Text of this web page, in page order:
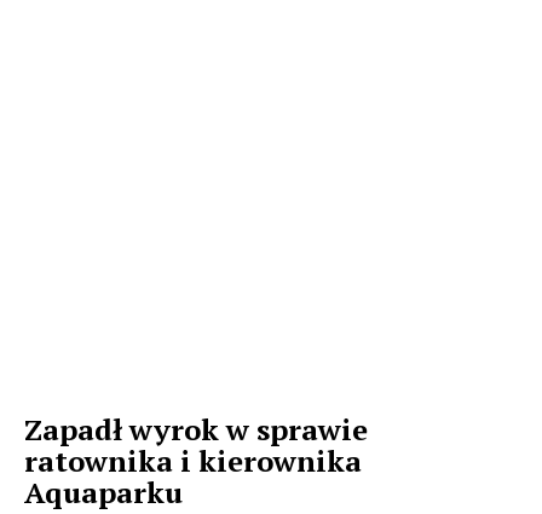
Zapadł wyrok w sprawie
ratownika i kierownika
Aquaparku